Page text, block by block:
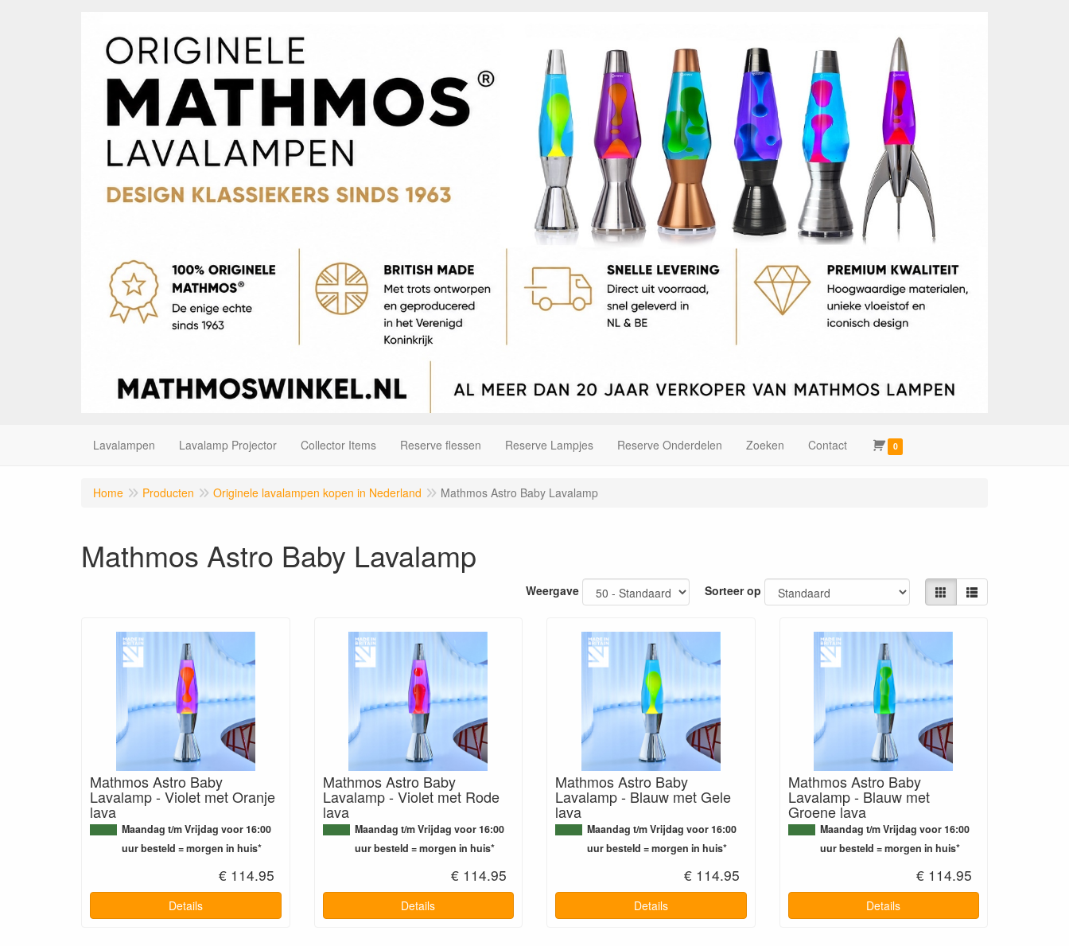
Lavalampen Lavalamp Projector Collector Items Reserve flessen Reserve Lampjes Reserve Onderdelen Zoeken Contact 0
Home Producten Originele lavalampen kopen in Nederland Mathmos Astro Baby Lavalamp
Mathmos Astro Baby Lavalamp
Weergave Sorteer op
Mathmos Astro Baby
Lavalamp - Violet met Oranje
lava
Maandag t/m Vrijdag voor 16:00
uur besteld = morgen in huis*
€ 114.95
Details
Mathmos Astro Baby
Lavalamp - Violet met Rode
lava
Maandag t/m Vrijdag voor 16:00
uur besteld = morgen in huis*
€ 114.95
Details
Mathmos Astro Baby
Lavalamp - Blauw met Gele
lava
Maandag t/m Vrijdag voor 16:00
uur besteld = morgen in huis*
€ 114.95
Details
Mathmos Astro Baby
Lavalamp - Blauw met
Groene lava
Maandag t/m Vrijdag voor 16:00
uur besteld = morgen in huis*
€ 114.95
Details